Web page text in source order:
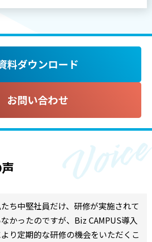
料ダウンロード
お問い合わせ
ち中堅社員だけ、研修が実施されて
かったのですが、Biz CAMPUS導入
り定期的な研修の機会をいただくこ